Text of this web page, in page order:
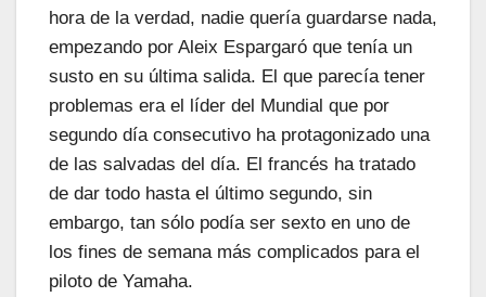
hora de la verdad, nadie quería guardarse nada,
empezando por Aleix Espargaró que tenía un
susto en su última salida. El que parecía tener
problemas era el líder del Mundial que por
segundo día consecutivo ha protagonizado una
de las salvadas del día. El francés ha tratado
de dar todo hasta el último segundo, sin
embargo, tan sólo podía ser sexto en uno de
los fines de semana más complicados para el
piloto de Yamaha.